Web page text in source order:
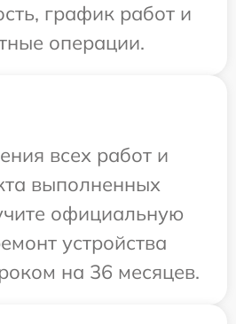
график работ и
операции.
всех работ и
выполненных
официальную
устройства
на 36 месяцев.